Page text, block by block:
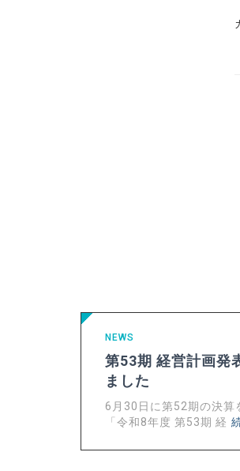
NEWS
第53期 経営計画発
ました
6月30日に第52期の決算
「令和8年度 第53期 経